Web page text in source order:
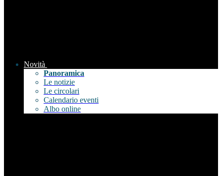
Novità
Panoramica
Le notizie
Le circolari
Calendario eventi
Albo online